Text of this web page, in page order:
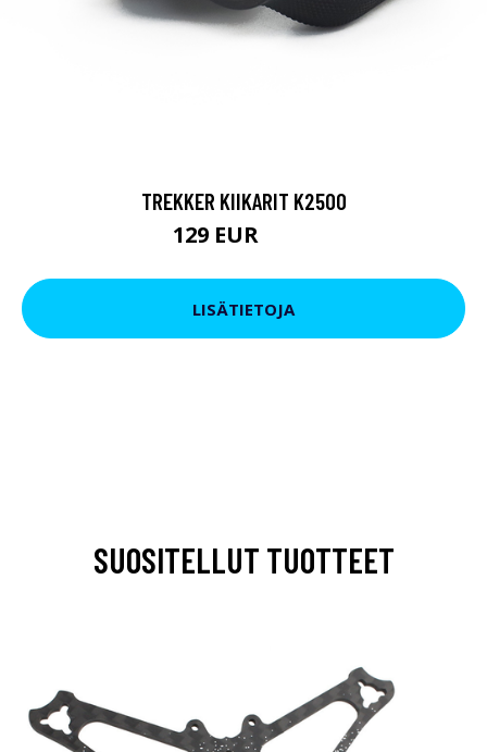
TREKKER KIIKARIT K2500
129 EUR
LISÄTIETOJA
SUOSITELLUT TUOTTEET